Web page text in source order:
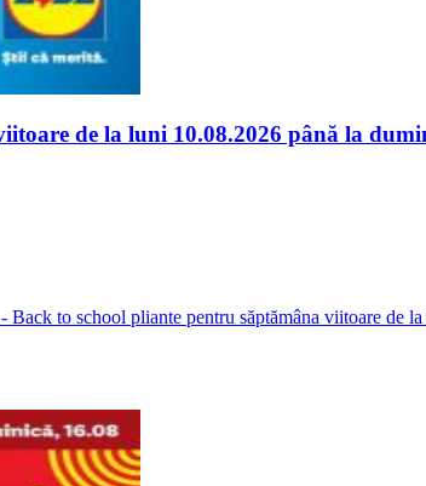
de la luni 10.08.2026 până la
to school pliante pentru săptămâna viitoare